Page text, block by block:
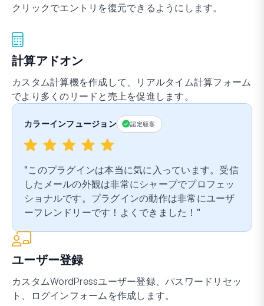
クリックでエントリを復元できるようにします。
計算アドオン
カスタム計算機を作成して、リアルタイム計算フォーム
でより多くのリードと売上を促進します。
カラーインフュージョン 認定顧客
このプラグインは本当に気に入っています。受信
したメールの外観は非常にシャープでプロフェッ
ショナルです。プラグインの動作は非常にユーザ
ーフレンドリーです！よくできました！
ユーザー登録
カスタムWordPressユーザー登録、パスワードリセッ
ト、ログインフォームを作成します。